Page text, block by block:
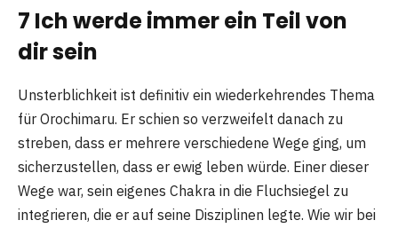
7 Ich werde immer ein Teil von
dir sein
Unsterblichkeit ist definitiv ein wiederkehrendes Thema
für Orochimaru. Er schien so verzweifelt danach zu
streben, dass er mehrere verschiedene Wege ging, um
sicherzustellen, dass er ewig leben würde. Einer dieser
Wege war, sein eigenes Chakra in die Fluchsiegel zu
integrieren, die er auf seine Disziplinen legte. Wie wir bei